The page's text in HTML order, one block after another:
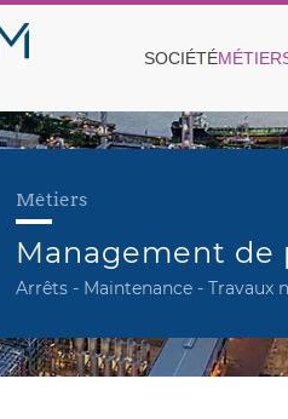
SOCIÉTÉ
Métiers
Management
Arrêts - Maintenance - Travaux